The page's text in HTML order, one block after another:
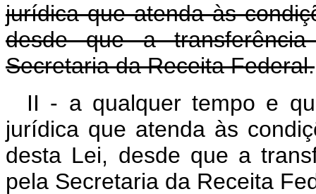
jurídica que atenda às
desde que a
Secretaria da Receita Federal.
II - a qualquer tempo e
jurídica que atenda às
desta Lei, desde que a
pela Secretaria da